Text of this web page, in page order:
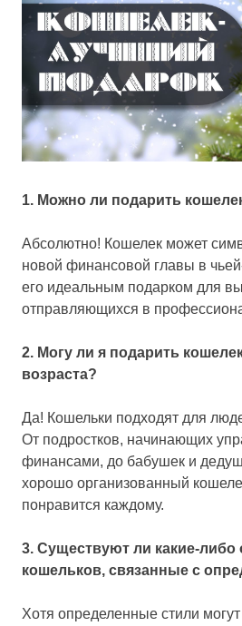
1. Можно ли подарить
Абсолютно! Кошелек может
новой финансовой главы в
его идеальным подарком для
отправляющихся в
2. Могу ли я подарить
возраста?
Да! Кошельки подходят для
От подростков, начинающих
финансами, до бабушек и
хорошо организованный
понравится каждому.
3. Существуют ли какие-либо
кошельков, связанные с
Хотя определенные стили